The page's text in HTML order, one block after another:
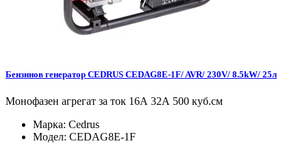
Бензинов генератор CEDRUS CEDAG8E-1F/ AVR/ 230V/ 8.5kW/ 25л
Монофазен агрегат за ток 16А 32А 500 куб.см
Марка: Cedrus
Модел: CEDAG8E-1F